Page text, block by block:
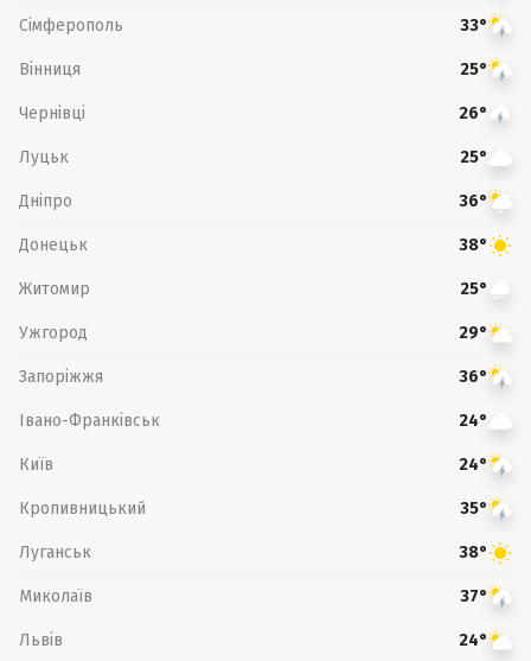
Сімферополь 33°
Вінниця 25°
Чернівці 26°
Луцьк 25°
Дніпро 36°
Донецьк 38°
Житомир 25°
Ужгород 29°
Запоріжжя 36°
Івано-Франківськ 24°
Київ 24°
Кропивницький 35°
Луганськ 38°
Миколаїв 37°
Львів 24°